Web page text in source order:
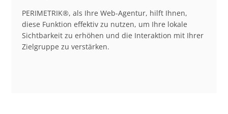
PERIMETRIK®, als Ihre Web-Agentur, hilft Ihnen,
diese Funktion effektiv zu nutzen, um Ihre lokale
Sichtbarkeit zu erhöhen und die Interaktion mit Ihrer
Zielgruppe zu verstärken.